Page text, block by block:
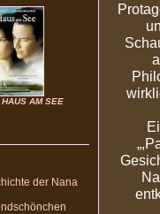
HAUS AM SEE
der Nana